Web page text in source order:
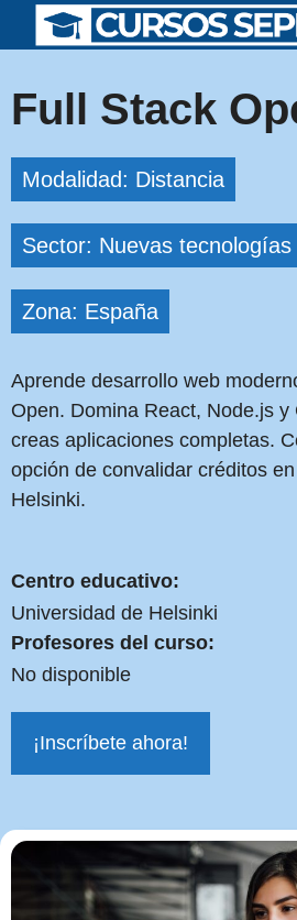
Saltar
Full Stack
Modalidad: Distancia
Sector: Nuevas tecnologías
Zona: España
Aprende desarrollo web
Open. Domina React, Node.js y
creas aplicaciones completas.
opción de convalidar créditos
Helsinki.
Centro educativo:
Universidad de Helsinki
Profesores del curso:
No disponible
¡Inscríbete ahora!